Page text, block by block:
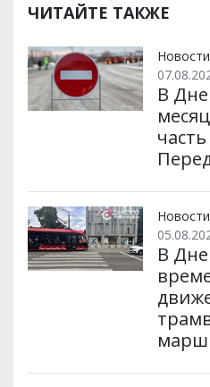
ЧИТАЙТЕ ТАКЖЕ
В
В